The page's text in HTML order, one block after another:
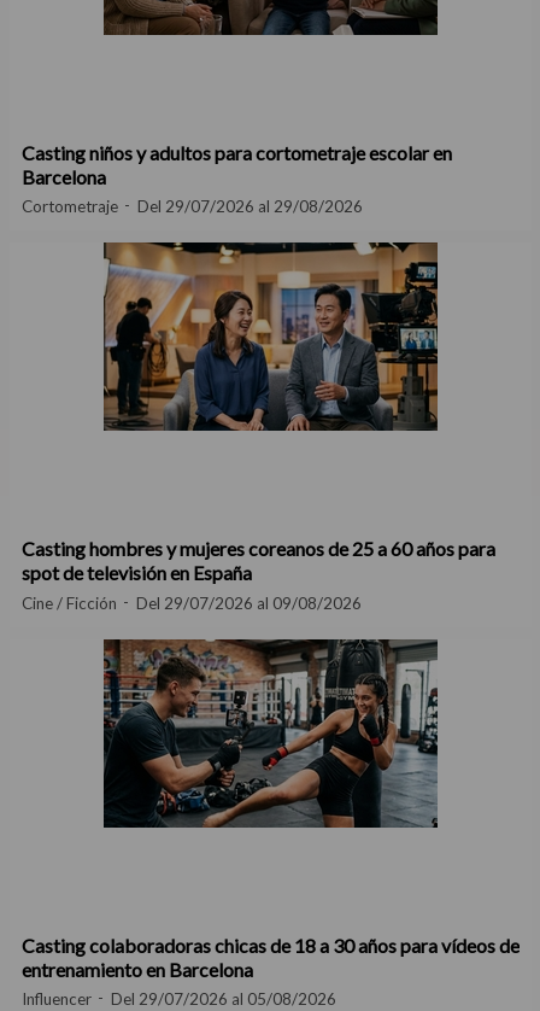
Casting niños y adultos para cortometraje escolar en
Barcelona
Cortometraje Del 29/07/2026 al 29/08/2026
Casting hombres y mujeres coreanos de 25 a 60 años para
spot de televisión en España
Cine / Ficción Del 29/07/2026 al 09/08/2026
Casting colaboradoras chicas de 18 a 30 años para vídeos de
entrenamiento en Barcelona
Influencer Del 29/07/2026 al 05/08/2026